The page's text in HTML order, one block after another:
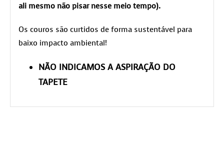
ali mesmo não pisar nesse meio tempo).
Os couros são curtidos de forma sustentável para
baixo impacto ambiental!
NÃO INDICAMOS A ASPIRAÇÃO DO
TAPETE